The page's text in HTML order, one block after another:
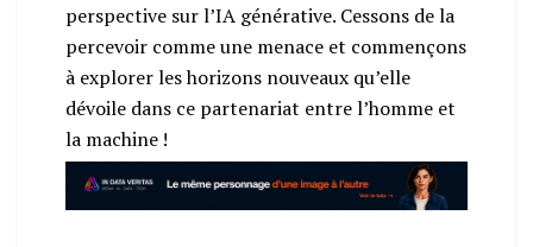
perspective sur l’IA générative. Cessons de la
percevoir comme une menace et commençons
à explorer les horizons nouveaux qu’elle
dévoile dans ce partenariat entre l’homme et
la machine !